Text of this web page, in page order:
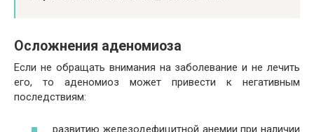
Осложнения аденомиоза
Если не обращать внимания на заболевание и не лечить
его, то аденомиоз может привести к негативным
последствиям:
развитию железодефицитной анемии при наличии